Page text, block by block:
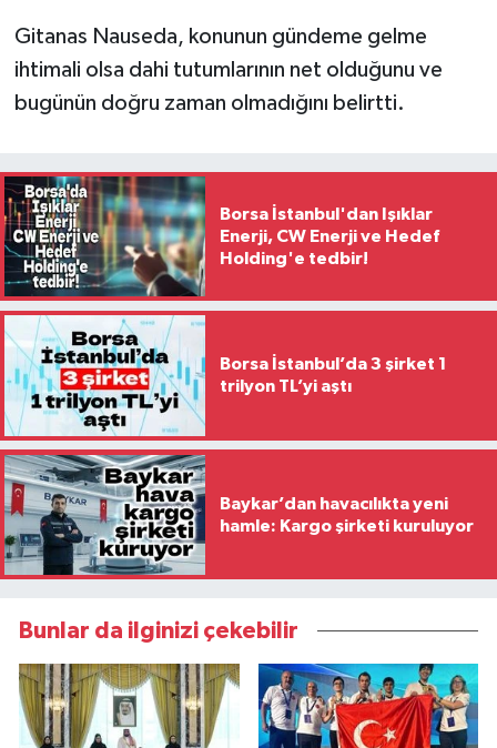
Gitanas Nauseda, konunun gündeme gelme
ihtimali olsa dahi tutumlarının net olduğunu ve
bugünün doğru zaman olmadığını belirtti.
Borsa İstanbul'dan Işıklar
Enerji, CW Enerji ve Hedef
Holding'e tedbir!
Borsa İstanbul’da 3 şirket 1
trilyon TL’yi aştı
Baykar’dan havacılıkta yeni
hamle: Kargo şirketi kuruluyor
Bunlar da ilginizi çekebilir